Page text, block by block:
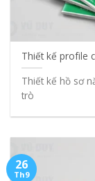
Thiết kế profile
Thiết kế hồ sơ
trò
26
Th9